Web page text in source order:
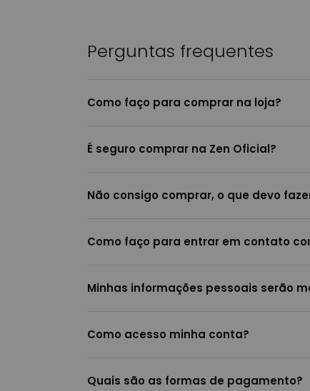
Perguntas frequentes
Como faço para comprar na loja?
É seguro comprar na Zen Oficial?
Não consigo comprar, o que devo
Como faço para entrar em contato
Minhas informações pessoais serão
Como acesso minha conta?
Quais são as formas de pagamento?